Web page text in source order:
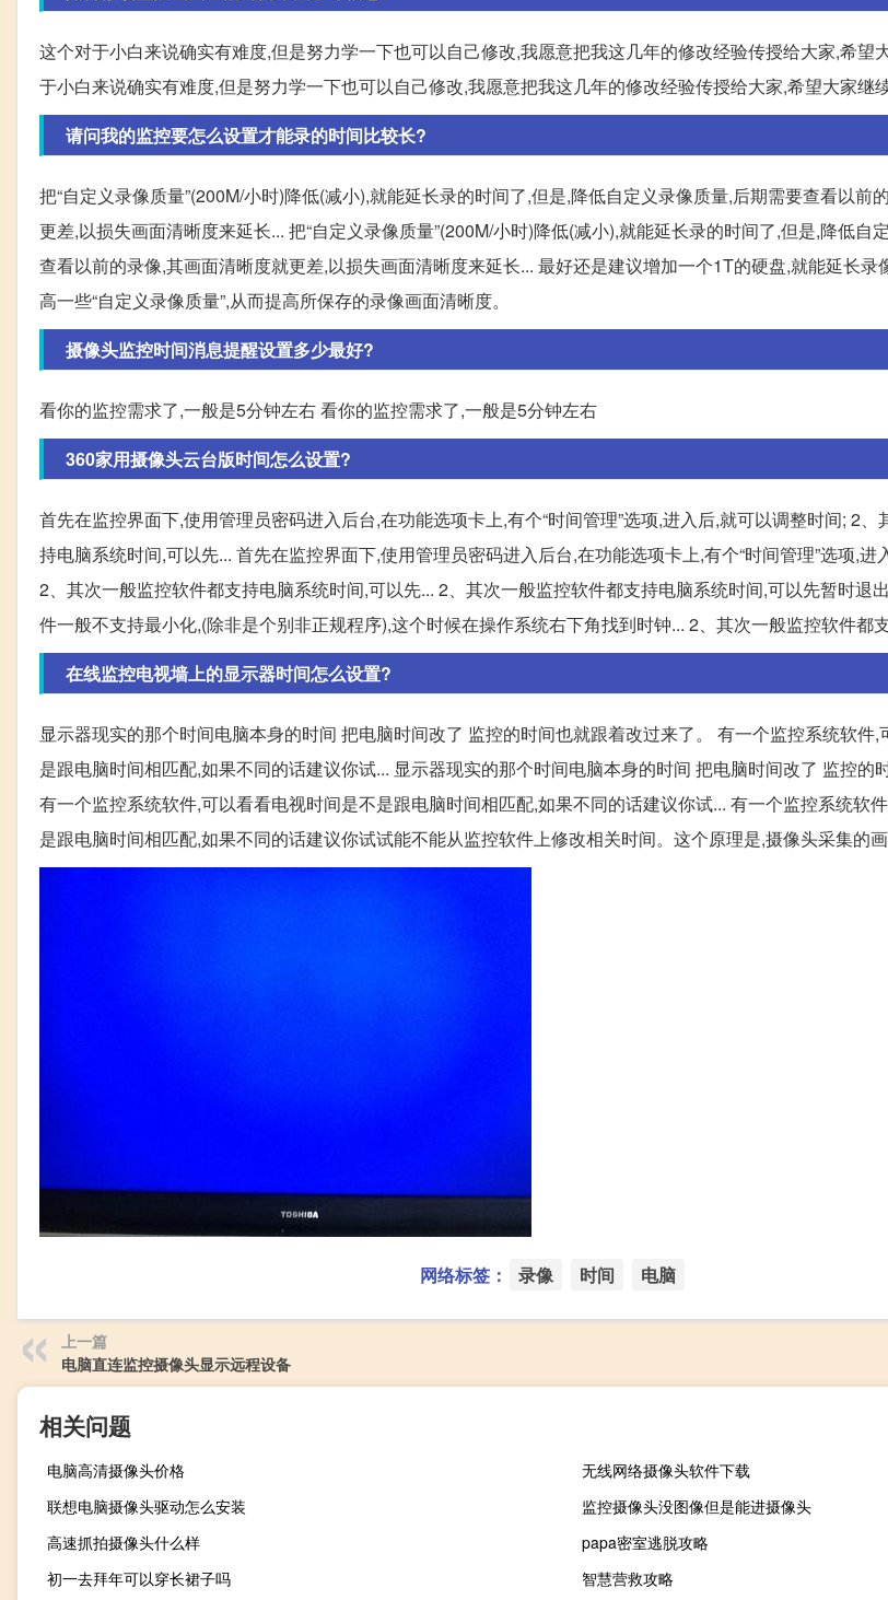
这个对于小白来说确实有难度,但是努力学一下也可以自己修改,我愿意把我这几年的修改经验传授给大家,希望
于小白来说确实有难度,但是努力学一下也可以自己修改,我愿意把我这几年的修改经验传授给大家,希望大家继续
请问我的监控要怎么设置才能录的时间比较长?
把“自定义录像质量”(200M/小时)降低(减小),就能延长录的时间了,但是,降低自定义录像质量,后期需要查看以前
更差,以损失画面清晰度来延长... 把“自定义录像质量”(200M/小时)降低(减小),就能延长录的时间了,但是,降低自
查看以前的录像,其画面清晰度就更差,以损失画面清晰度来延长... 最好还是建议增加一个1T的硬盘,就能延长录
高一些“自定义录像质量”,从而提高所保存的录像画面清晰度。
摄像头监控时间消息提醒设置多少最好?
看你的监控需求了,一般是5分钟左右 看你的监控需求了,一般是5分钟左右
360家用摄像头云台版时间怎么设置?
首先在监控界面下,使用管理员密码进入后台,在功能选项卡上,有个“时间管理”选项,进入后,就可以调整时间; 2、
持电脑系统时间,可以先... 首先在监控界面下,使用管理员密码进入后台,在功能选项卡上,有个“时间管理”选项,进
2、其次一般监控软件都支持电脑系统时间,可以先... 2、其次一般监控软件都支持电脑系统时间,可以先暂时退
件一般不支持最小化,(除非是个别非正规程序),这个时候在操作系统右下角找到时钟... 2、其次一般监控软件都支
在线监控电视墙上的显示器时间怎么设置?
显示器现实的那个时间电脑本身的时间 把电脑时间改了 监控的时间也就跟着改过来了。 有一个监控系统软件,
是跟电脑时间相匹配,如果不同的话建议你试... 显示器现实的那个时间电脑本身的时间 把电脑时间改了 监控的
有一个监控系统软件,可以看看电视时间是不是跟电脑时间相匹配,如果不同的话建议你试... 有一个监控系统软
是跟电脑时间相匹配,如果不同的话建议你试试能不能从监控软件上修改相关时间。这个原理是,摄像头采集的画
网络标签： 录像 时间 电脑
上一篇
电脑直连监控摄像头显示远程设备
相关问题
电脑高清摄像头价格
无线网络摄像头软件下载
联想电脑摄像头驱动怎么安装
监控摄像头没图像但是能进摄像头
高速抓拍摄像头什么样
papa密室逃脱攻略
初一去拜年可以穿长裙子吗
智慧营救攻略